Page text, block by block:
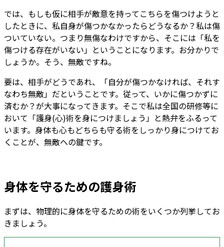
では、もしも仮に相手が敵意を持ってこちらを傷つけようと
したときに、私自身が傷つかなかったらどうなるか？私は傷
ついていない。つまり無傷なわけですから、そこには「私を
傷つける存在がいない」ということになります。お分かりで
しょうか。そう、無敵ですね。
要は、相手がどうであれ、「自分が傷つかなければ、それす
なわち無敵」だということです。従って、いかに傷つかずに
済むか？が大事になってきます。そこで私は全国の研修等に
おいて「護身(心)術を身につけましょう」と熱弁をふるって
います。身体も心もどちらも守る術をしっかり身につけてお
くことが、無敵への鍵です。
身体を守るための護身術
まずは、物理的に身体を守るための術をいくつか列挙してお
きましょう。